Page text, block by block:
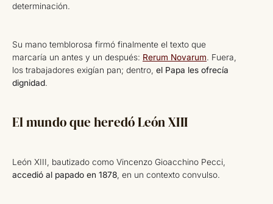
determinación.
Su mano temblorosa firmó finalmente el texto que
marcaría un antes y un después: Rerum Novarum. Fuera,
los trabajadores exigían pan; dentro, el Papa les ofrecía
dignidad.
El mundo que heredó León XIII
León XIII, bautizado como Vincenzo Gioacchino Pecci,
accedió al papado en 1878 , en un contexto convulso.